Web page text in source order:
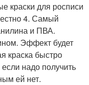
краски для росписи
4. Самый
и ПВА.
Эффект будет
краска быстро
надо получить
ей нет.